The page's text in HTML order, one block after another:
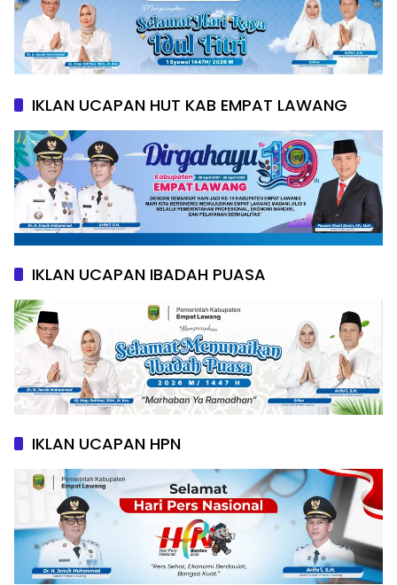
IKLAN UCAPAN HUT KAB EMPAT LAWANG
IKLAN UCAPAN IBADAH PUASA
IKLAN UCAPAN HPN